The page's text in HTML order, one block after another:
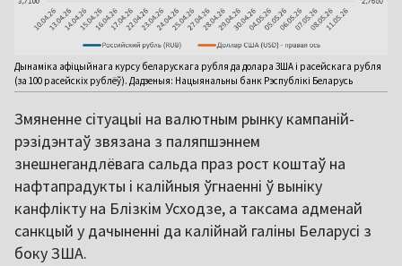
Дынаміка афіцыйнага курсу беларускага рубля да долара ЗША і расейскага рубля
(за 100 расейскіх рублёў). Дадзеныя: Нацыянальны банк Рэспублікі Беларусь
Змяненне сітуацыі на валютным рынку кампаній-
рэзідэнтаў звязана з паляпшэннем
знешнегандлёвага сальда праз рост коштаў на
нафтапрадукты і калійныя ўгнаенні ў выніку
канфлікту на Блізкім Усходзе, а таксама адменай
санкцый у дачыненні да калійнай галіны Беларусі з
боку ЗША.